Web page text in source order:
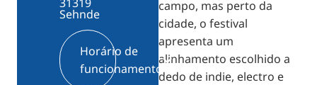
campo, mas perto da
cidade, o festival
apresenta um
alinhamento escolhido a
dedo de indie, electro e
Sehnde
Horário de
funcionamento